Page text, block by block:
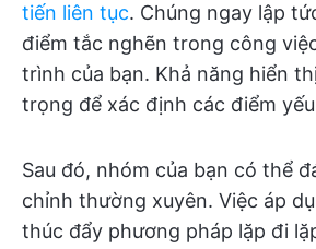
tiến liên tục. Chúng ngay lập
điểm tắc nghẽn trong công
trình của bạn. Khả năng hiển
trọng để xác định các điểm
Sau đó, nhóm của bạn có thể
chỉnh thường xuyên. Việc áp
thúc đẩy phương pháp lặp đi